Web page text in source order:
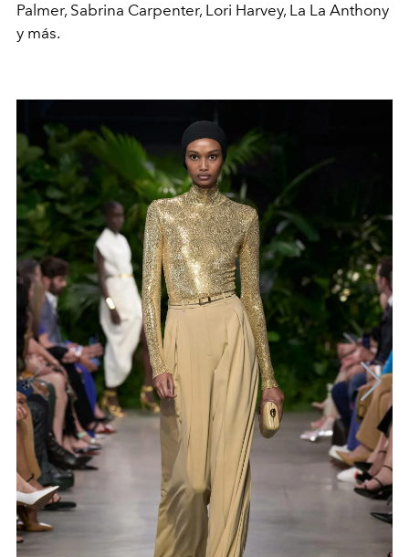
Palmer, Sabrina Carpenter, Lori Harvey, La La Anthony
y más.